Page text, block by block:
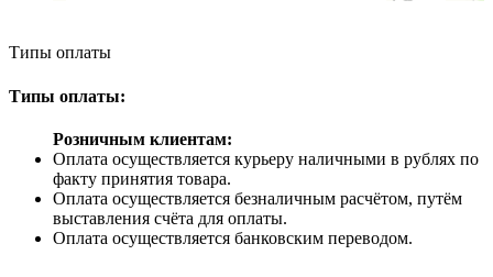
Типы оплаты
Типы оплаты:
Розничным клиентам:
Оплата осуществляется курьеру наличными в рублях по
факту принятия товара.
Оплата осуществляется безналичным расчётом, путём
выставления счёта для оплаты.
Оплата осуществляется банковским переводом.